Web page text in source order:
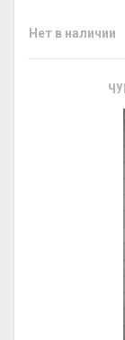
Нет в наличии